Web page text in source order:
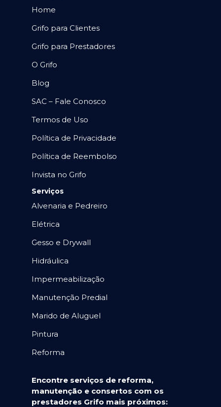
Home
Grifo para Clientes
Grifo para Prestadores
O Grifo
Blog
SAC – Fale Conosco
Termos de Uso
Política de Privacidade
Política de Reembolso
Invista no Grifo
Serviços
Alvenaria e Pedreiro
Elétrica
Gesso e Drywall
Hidráulica
Impermeabilização
Manutenção Predial
Marido de Aluguel
Pintura
Reforma
Encontre serviços de reforma,
manutenção e consertos com os
prestadores Grifo mais próximos: